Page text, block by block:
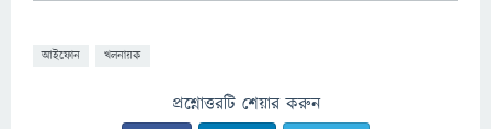
আইফোন খলনায়ক
প্রশ্নোত্তরটি শেয়ার করুন